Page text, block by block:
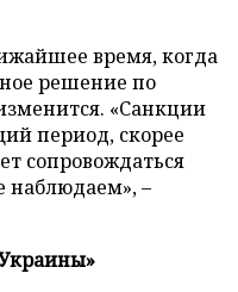
время, когда
решение по
«Санкции
период, скорее
сопровождаться
наблюдаем», –